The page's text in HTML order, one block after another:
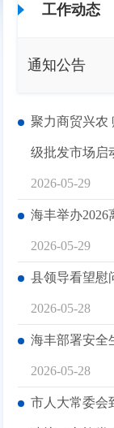
工作动态
通知公告
聚力商贸兴农
级批发市场启
2026-05-29
海丰举办
2026-05-29
县领导看望慰
2026-05-28
海丰部署安全
2026-05-28
市人大常委会